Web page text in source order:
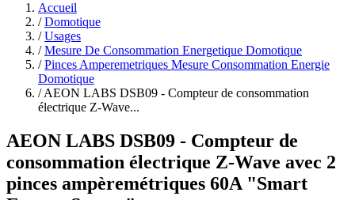
Accueil
/ Domotique
/ Usages
/ Mesure De Consommation Energetique Domotique
/ Pinces Amperemetriques Mesure Consommation Energie
Domotique
/ AEON LABS DSB09 - Compteur de consommation
électrique Z-Wave...
AEON LABS DSB09 - Compteur de
consommation électrique Z-Wave avec 2
pinces ampèremétriques 60A "Smart